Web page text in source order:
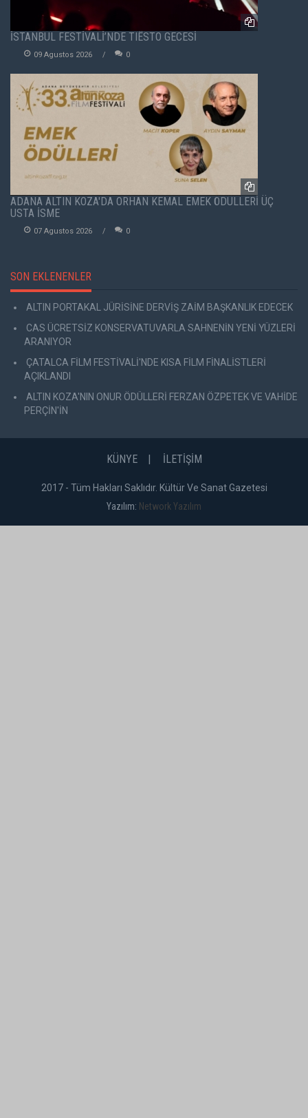
İSTANBUL FESTİVALİ’NDE TIËSTO GECESİ
09 Agustos 2026 0
ADANA ALTIN KOZA'DA ORHAN KEMAL EMEK ÖDÜLLERİ ÜÇ
USTA İSME
07 Agustos 2026 0
SON EKLENENLER
ALTIN PORTAKAL JÜRİSİNE DERVİŞ ZAİM BAŞKANLIK EDECEK
CAS ÜCRETSİZ KONSERVATUVARLA SAHNENİN YENİ YÜZLERİ
ARANIYOR
ÇATALCA FİLM FESTİVALİ'NDE KISA FİLM FİNALİSTLERİ
AÇIKLANDI
ALTIN KOZA'NIN ONUR ÖDÜLLERİ FERZAN ÖZPETEK VE VAHİDE
PERÇİN'İN
KÜNYE İLETİŞİM
2017 - Tüm Hakları Saklıdır. Kültür Ve Sanat Gazetesi
Yazılım: Network Yazılım